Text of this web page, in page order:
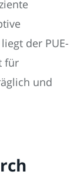
der PUE-
für
und